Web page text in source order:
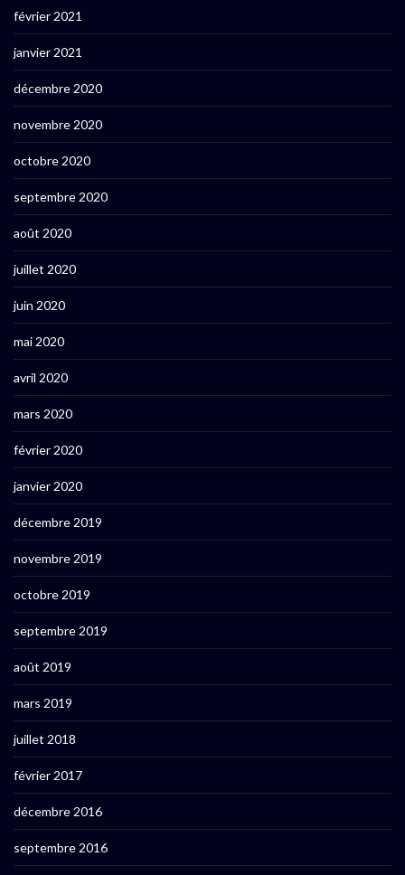
février 2021
janvier 2021
décembre 2020
novembre 2020
octobre 2020
septembre 2020
août 2020
juillet 2020
juin 2020
mai 2020
avril 2020
mars 2020
février 2020
janvier 2020
décembre 2019
novembre 2019
octobre 2019
septembre 2019
août 2019
mars 2019
juillet 2018
février 2017
décembre 2016
septembre 2016